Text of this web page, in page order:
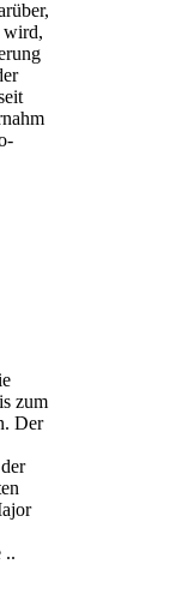
wird,
zum
Der
..